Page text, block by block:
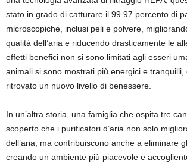
stato in grado di catturare il 99.97 percento di
microscopiche, inclusi peli e polvere,
qualità dell’aria e riducendo drasticamente le
effetti benefici non si sono limitati agli esseri
animali si sono mostrati più energici e
ritrovato un nuovo livello di benessere.
In un’altra storia, una famiglia che ospita tre
scoperto che i purificatori d’aria non solo
dell’aria, ma contribuiscono anche a eliminare
creando un ambiente più piacevole e